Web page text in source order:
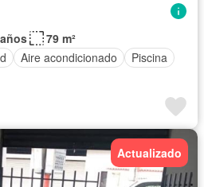
79 m²
Aire acondicionado
Piscina
Actualizado